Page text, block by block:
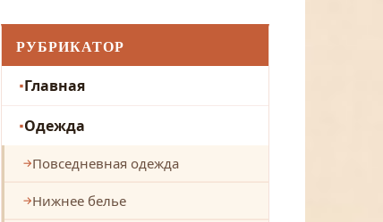
РУБРИКАТОР
Главная
Одежда
Повседневная одежда
Нижнее белье